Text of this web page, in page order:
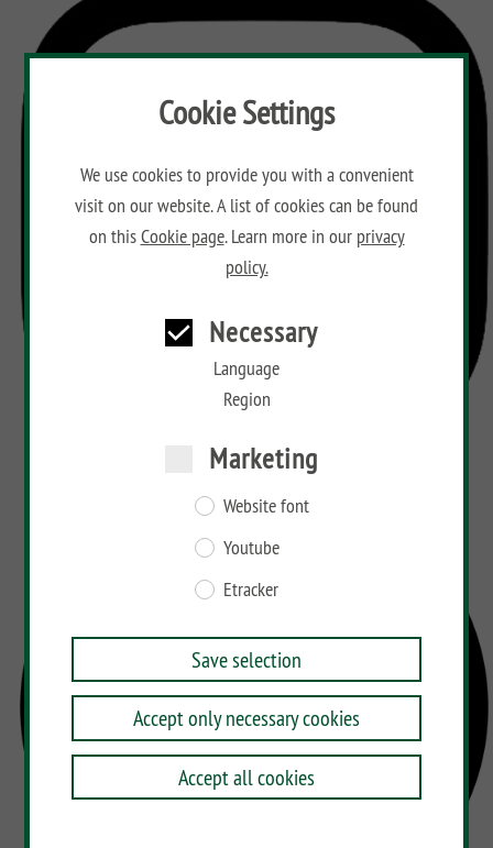
Cookie Settings
We use cookies to provide you with a convenient
visit on our website. A list of cookies can be found
on thisCookie page. Learn more in our privacy
policy.
Necessary
Language
Region
Marketing
Website font
Youtube
Etracker
Save selection
Accept only necessary cookies
Accept all cookies